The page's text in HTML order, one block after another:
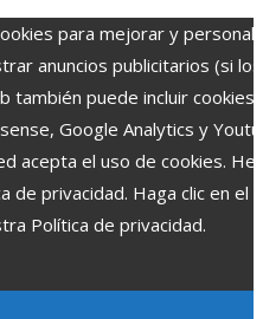
para mejorar y
anuncios publicitarios (si los
también puede incluir cookies
Google Analytics y
acepta el uso de cookies.
de privacidad. Haga clic en el
Política de privacidad.